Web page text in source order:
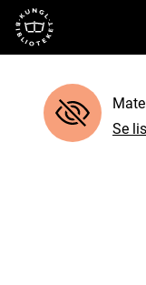
Till startsidan
Se